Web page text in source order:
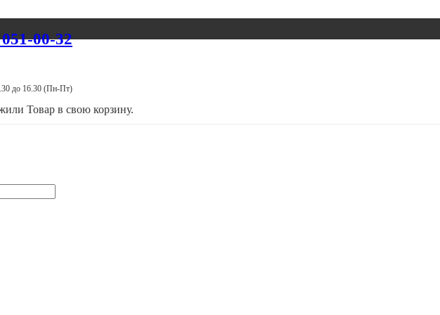
00-32
до 16.30 (Пн-Пт)
Товар в свою корзину.